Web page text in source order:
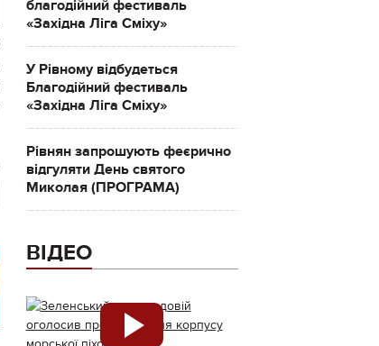
благодійний фестиваль
«Західна Ліга Сміху»
У Рівному відбудеться
Благодійний фестиваль
«Західна Ліга Сміху»
Рівнян запрошують феєрично
відгуляти День святого
Миколая (ПРОГРАМА)
ВІДЕО